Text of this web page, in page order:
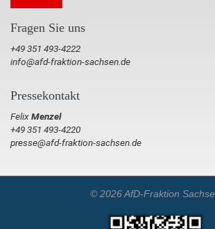
Fragen Sie uns
+49 351 493-4222
info@afd-fraktion-sachsen.de
Pressekontakt
FelixMenzel
+49 351 493-4220
presse@afd-fraktion-sachsen.de
© 2026 AfD-Fraktion